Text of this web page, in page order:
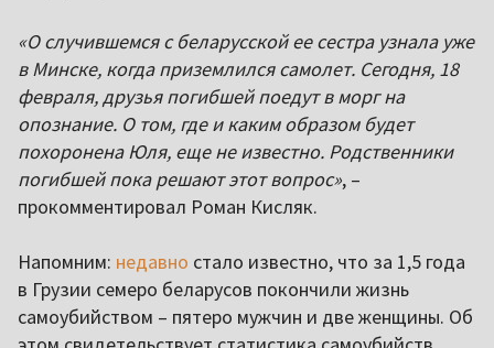
«О случившемся с беларусской ее сестра узнала уже
в Минске, когда приземлился самолет. Сегодня, 18
февраля, друзья погибшей поедут в морг на
опознание. О том, где и каким образом будет
похоронена Юля, еще не известно. Родственники
погибшей пока решают этот вопрос», –
прокомментировал Роман Кисляк.
Напомним: недавно стало известно, что за 1,5 года
в Грузии семеро беларусов покончили жизнь
самоубийством – пятеро мужчин и две женщины. Об